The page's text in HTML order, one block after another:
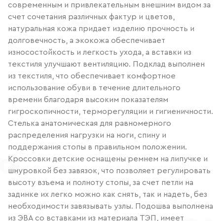
современным и привлекательным внешним видом за
счет сочетания различных фактур и цветов,
натуральная кожа придает изделию прочность и
долговечность, а экокожа обеспечивает
износостойкость и легкость ухода, а вставки из
текстиля улучшают вентиляцию. Подклад выполнен
из текстиля, что обеспечивает комфортное
использование обуви в течение длительного
времени благодаря высоким показателям
гигроскопичности, терморегуляции и гигиеничности.
Стелька анатомическая для равномерного
распределения нагрузки на ноги, спину и
поддержания стопы в правильном положении.
Кроссовки детские оснащены ремнем на липучке и
шнуровкой без завязок, что позволяет регулировать
высоту взъема и полноту стопы, за счет петли на
задинке их легко можно как снять, так и надеть, без
необходимости завязывать узлы. Подошва выполнена
из ЭВА со вставками из материала ТЭП, имеет